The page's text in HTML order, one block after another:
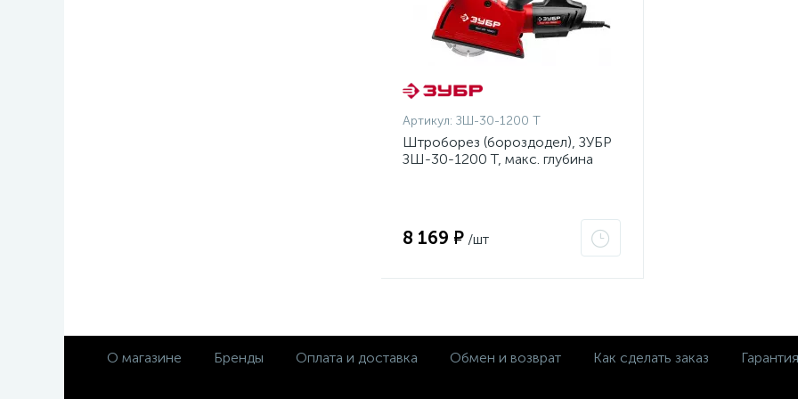
Артикул: ЗШ-30-1200 Т
Штроборез (бороздодел), ЗУБР
ЗШ-30-1200 Т, макс. глубина
8 169 ₽ /шт
О магазине Бренды Оплата и доставка Обмен и возврат Как сделать заказ Гарантия